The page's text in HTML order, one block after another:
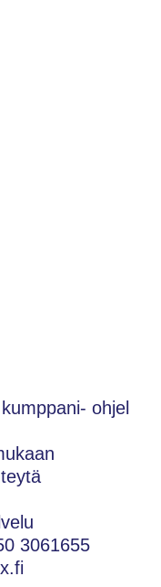
ohjel
3061655